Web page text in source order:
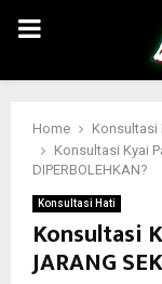
PRIMARY
MENU
Home
Konsultasi
Konsultasi Kyai
DIPERBOLEHKAN?
Konsultasi Hati
Konsultasi
JARANG